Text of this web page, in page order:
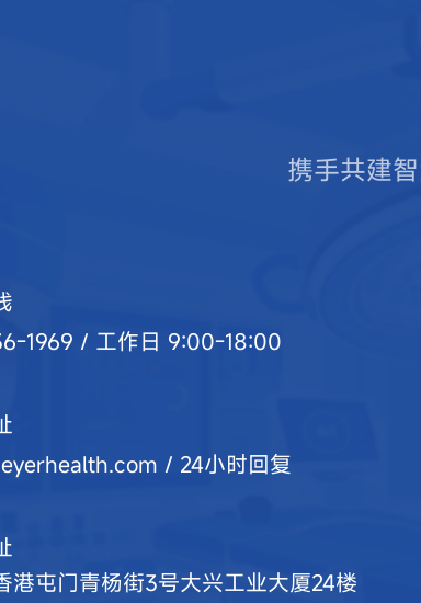
携手共建
1969 / 工作日 9:00-18:00
/ 24小时回复
港屯门青杨街3号大兴工业大厦24楼